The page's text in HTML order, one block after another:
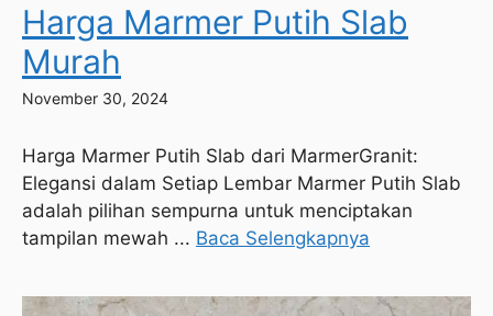
Harga Marmer Putih Slab
Murah
November 30, 2024
Harga Marmer Putih Slab dari MarmerGranit:
Elegansi dalam Setiap Lembar Marmer Putih Slab
adalah pilihan sempurna untuk menciptakan
tampilan mewah ... Baca Selengkapnya